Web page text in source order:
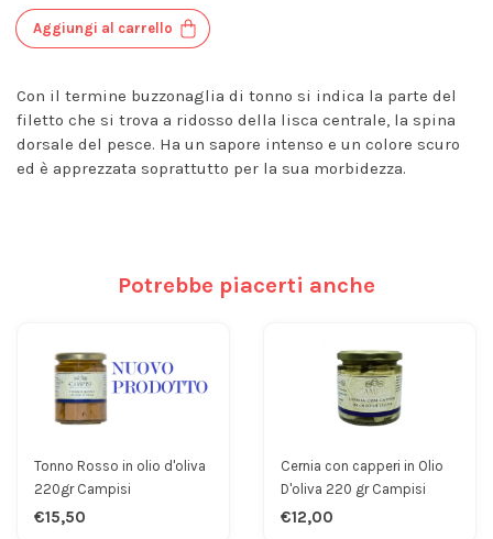
Aggiungi al carrello
Con il termine buzzonaglia di tonno si indica la parte del
filetto che si trova a ridosso della lisca centrale, la spina
dorsale del pesce. Ha un sapore intenso e un colore scuro
ed è apprezzata soprattutto per la sua morbidezza.
Potrebbe piacerti anche
Tonno Rosso in olio d'oliva
220gr Campisi
€15,50
Cernia con capperi in Olio
D'oliva 220 gr Campisi
€12,00